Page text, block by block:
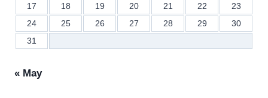
17
18 19 20 21 22
23
24
25 26 27 28 29
30
31
« May